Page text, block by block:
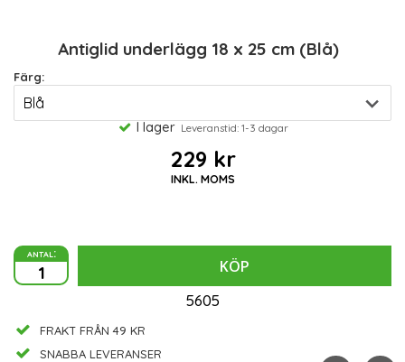
Antiglid underlägg 18 x 25 cm (Blå)
Färg:
I lager Leveranstid: 1-3 dagar
229 kr
INKL. MOMS
antal:
KÖP
5605
FRAKT FRÅN 49 KR
SNABBA LEVERANSER